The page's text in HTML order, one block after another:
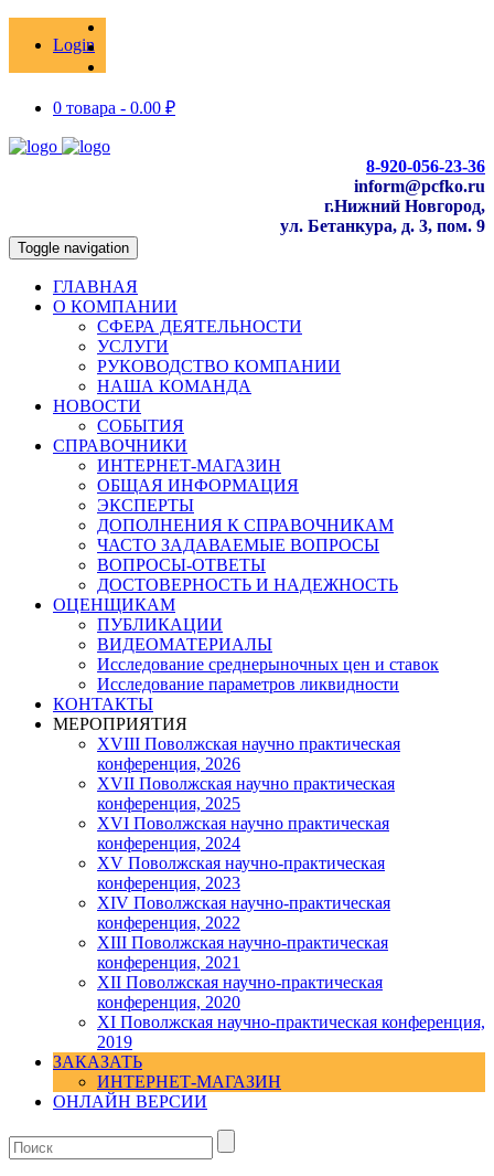
Login
0 товара - 0.00 ₽
8-920-056-23-36
inform@pcfko.ru
г.Нижний Новгород,
ул. Бетанкура, д. 3, пом. 9
Toggle navigation
ГЛАВНАЯ
О КОМПАНИИ
СФЕРА ДЕЯТЕЛЬНОСТИ
УСЛУГИ
РУКОВОДСТВО КОМПАНИИ
НАША КОМАНДА
НОВОСТИ
СОБЫТИЯ
СПРАВОЧНИКИ
ИНТЕРНЕТ-МАГАЗИН
ОБЩАЯ ИНФОРМАЦИЯ
ЭКСПЕРТЫ
ДОПОЛНЕНИЯ К СПРАВОЧНИКАМ
ЧАСТО ЗАДАВАЕМЫЕ ВОПРОСЫ
ВОПРОСЫ-ОТВЕТЫ
ДОСТОВЕРНОСТЬ И НАДЕЖНОСТЬ
ОЦЕНЩИКАМ
ПУБЛИКАЦИИ
ВИДЕОМАТЕРИАЛЫ
Исследование среднерыночных цен и ставок
Исследование параметров ликвидности
КОНТАКТЫ
МЕРОПРИЯТИЯ
XVIII Поволжская научно практическая
конференция, 2026
XVII Поволжская научно практическая
конференция, 2025
XVI Поволжская научно практическая
конференция, 2024
ХV Поволжская научно-практическая
конференция, 2023
ХIV Поволжская научно-практическая
конференция, 2022
ХIII Поволжская научно-практическая
конференция, 2021
ХII Поволжская научно-практическая
конференция, 2020
XI Поволжская научно-практическая конференция,
2019
ЗАКАЗАТЬ
ИНТЕРНЕТ-МАГАЗИН
ОНЛАЙН ВЕРСИИ